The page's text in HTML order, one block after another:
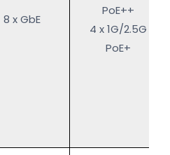
8 x GbE
PoE++
4 x 1G/2.5G
PoE+